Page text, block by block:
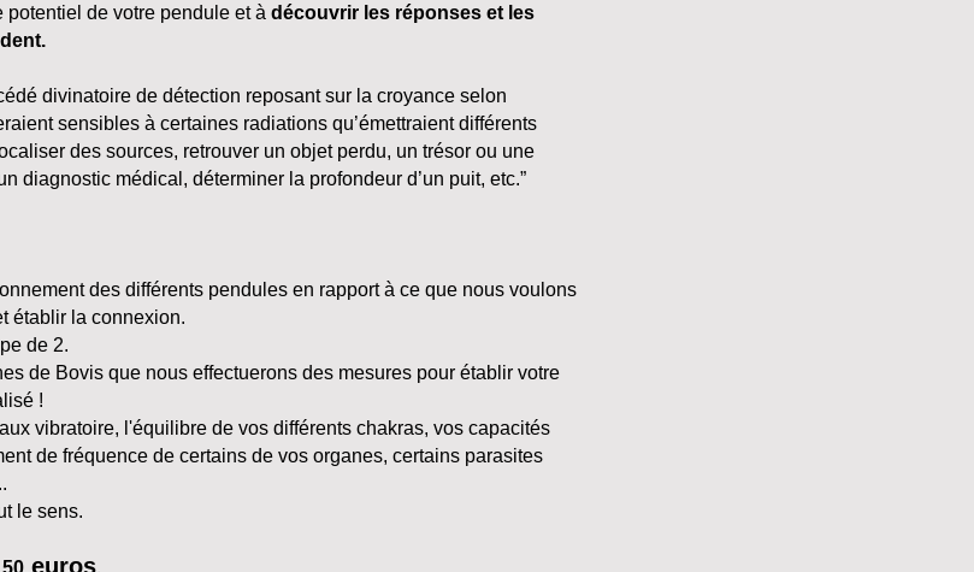
potentiel de votre pendule et à découvrir les réponses et les
divinatoire de détection reposant sur la croyance selon
sensibles à certaines radiations qu’émettraient différents
des sources, retrouver un objet perdu, un trésor ou une
diagnostic médical, déterminer la profondeur d’un puit, etc.”
des différents pendules en rapport à ce que nous voulons
établir la connexion.
de 2.
de Bovis que nous effectuerons des mesures pour établir votre
!
vibratoire, l'équilibre de vos différents chakras, vos capacités
de fréquence de certains de vos organes, certains parasites
le sens.
50 euros.